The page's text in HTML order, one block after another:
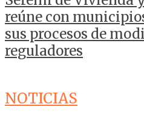
reúne con
sus procesos de
reguladores
NOTICIAS